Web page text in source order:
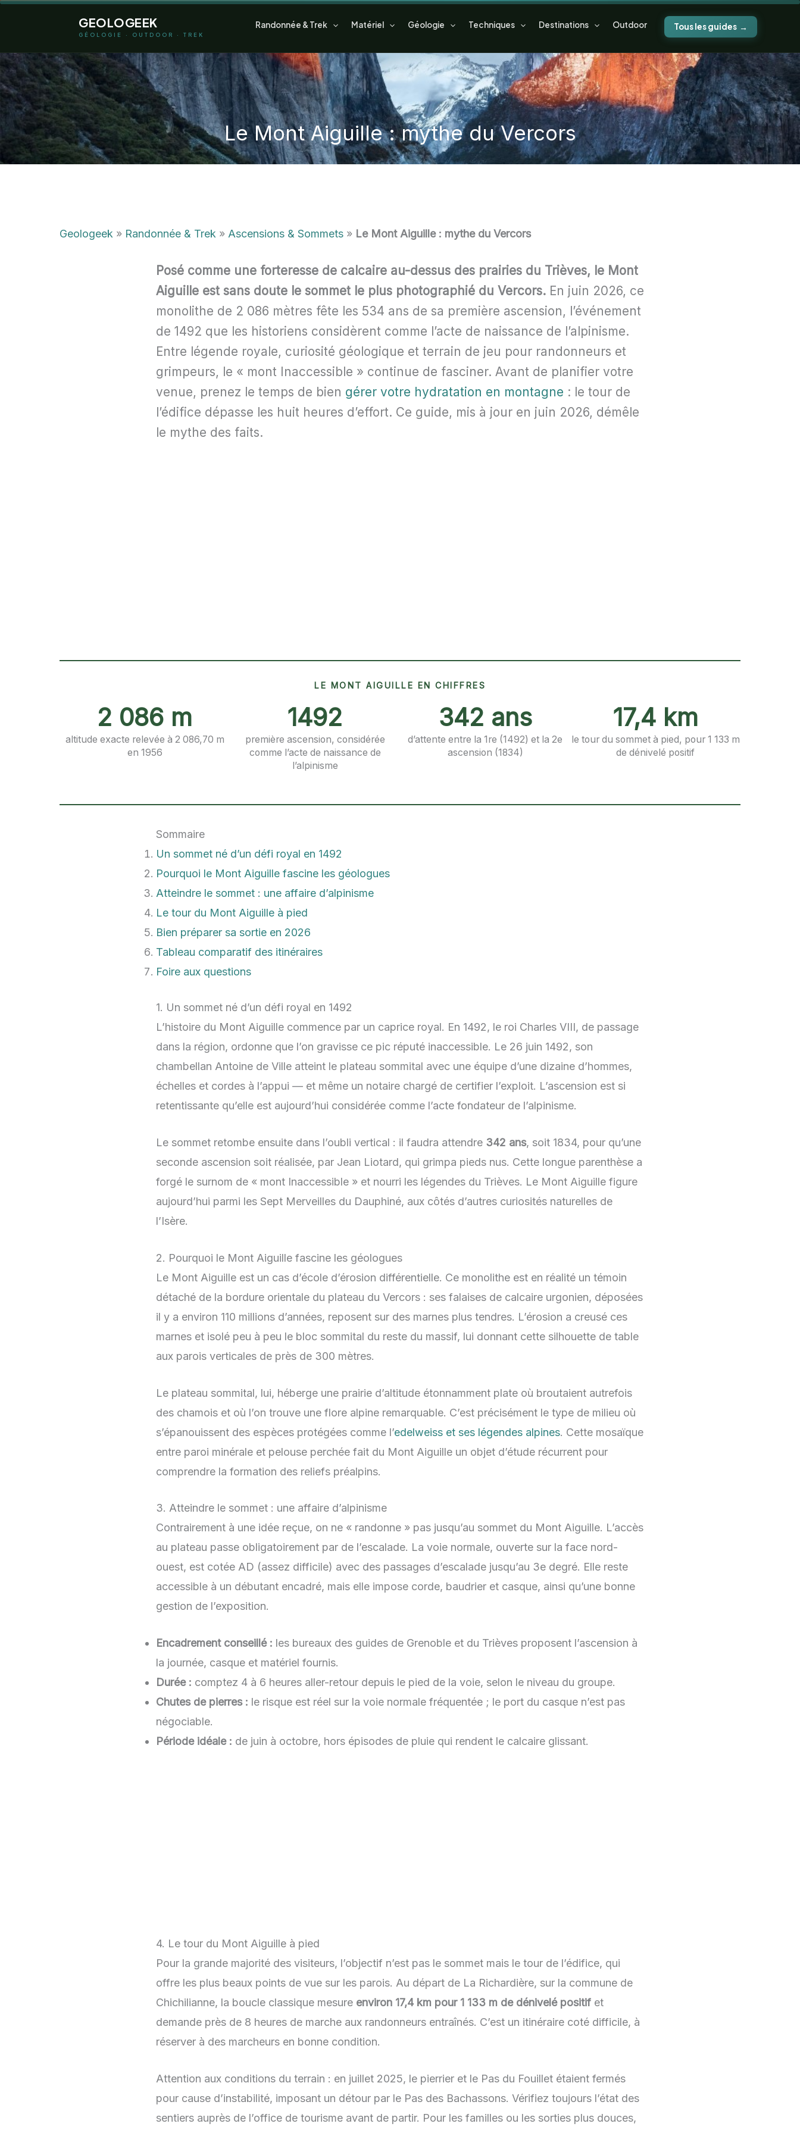
GEOLOGEEK
GÉOLOGIE · OUTDOOR · TREK
Randonnée & Trek Matériel Géologie Techniques Destinations Outdoor Tous les guides
Le Mont Aiguille : mythe du Vercors
Geologeek » Randonnée & Trek » Ascensions & Sommets » Le Mont Aiguille : mythe du Vercors
Posé comme une forteresse de calcaire au-dessus des prairies du Trièves, le Mont
Aiguille est sans doute le sommet le plus photographié du Vercors. En juin 2026, ce
monolithe de 2 086 mètres fête les 534 ans de sa première ascension, l’événement
de 1492 que les historiens considèrent comme l’acte de naissance de l’alpinisme.
Entre légende royale, curiosité géologique et terrain de jeu pour randonneurs et
grimpeurs, le « mont Inaccessible » continue de fasciner. Avant de planifier votre
venue, prenez le temps de bien gérer votre hydratation en montagne : le tour de
l’édifice dépasse les huit heures d’effort. Ce guide, mis à jour en juin 2026, démêle
le mythe des faits.
LE MONT AIGUILLE EN CHIFFRES
2 086 m
altitude exacte relevée à 2 086,70 m
en 1956
1492
première ascension, considérée
comme l’acte de naissance de
l’alpinisme
342 ans
d’attente entre la 1re (1492) et la 2e
ascension (1834)
17,4 km
le tour du sommet à pied, pour 1 133 m
de dénivelé positif
Sommaire
Un sommet né d’un défi royal en 1492
Pourquoi le Mont Aiguille fascine les géologues
Atteindre le sommet : une affaire d’alpinisme
Le tour du Mont Aiguille à pied
Bien préparer sa sortie en 2026
Tableau comparatif des itinéraires
Foire aux questions
1. Un sommet né d’un défi royal en 1492
L’histoire du Mont Aiguille commence par un caprice royal. En 1492, le roi Charles VIII, de passage
dans la région, ordonne que l’on gravisse ce pic réputé inaccessible. Le 26 juin 1492, son
chambellan Antoine de Ville atteint le plateau sommital avec une équipe d’une dizaine d’hommes,
échelles et cordes à l’appui — et même un notaire chargé de certifier l’exploit. L’ascension est si
retentissante qu’elle est aujourd’hui considérée comme l’acte fondateur de l’alpinisme.
Le sommet retombe ensuite dans l’oubli vertical : il faudra attendre 342 ans, soit 1834, pour qu’une
seconde ascension soit réalisée, par Jean Liotard, qui grimpa pieds nus. Cette longue parenthèse a
forgé le surnom de « mont Inaccessible » et nourri les légendes du Trièves. Le Mont Aiguille figure
aujourd’hui parmi les Sept Merveilles du Dauphiné, aux côtés d’autres curiosités naturelles de
l’Isère.
2. Pourquoi le Mont Aiguille fascine les géologues
Le Mont Aiguille est un cas d’école d’érosion différentielle. Ce monolithe est en réalité un témoin
détaché de la bordure orientale du plateau du Vercors : ses falaises de calcaire urgonien, déposées
il y a environ 110 millions d’années, reposent sur des marnes plus tendres. L’érosion a creusé ces
marnes et isolé peu à peu le bloc sommital du reste du massif, lui donnant cette silhouette de table
aux parois verticales de près de 300 mètres.
Le plateau sommital, lui, héberge une prairie d’altitude étonnamment plate où broutaient autrefois
des chamois et où l’on trouve une flore alpine remarquable. C’est précisément le type de milieu où
s’épanouissent des espèces protégées comme l’edelweiss et ses légendes alpines. Cette mosaïque
entre paroi minérale et pelouse perchée fait du Mont Aiguille un objet d’étude récurrent pour
comprendre la formation des reliefs préalpins.
3. Atteindre le sommet : une affaire d’alpinisme
Contrairement à une idée reçue, on ne « randonne » pas jusqu’au sommet du Mont Aiguille. L’accès
au plateau passe obligatoirement par de l’escalade. La voie normale, ouverte sur la face nord-
ouest, est cotée AD (assez difficile) avec des passages d’escalade jusqu’au 3e degré. Elle reste
accessible à un débutant encadré, mais elle impose corde, baudrier et casque, ainsi qu’une bonne
gestion de l’exposition.
Encadrement conseillé : les bureaux des guides de Grenoble et du Trièves proposent l’ascension à
la journée, casque et matériel fournis.
Durée : comptez 4 à 6 heures aller-retour depuis le pied de la voie, selon le niveau du groupe.
Chutes de pierres : le risque est réel sur la voie normale fréquentée ; le port du casque n’est pas
négociable.
Période idéale : de juin à octobre, hors épisodes de pluie qui rendent le calcaire glissant.
4. Le tour du Mont Aiguille à pied
Pour la grande majorité des visiteurs, l’objectif n’est pas le sommet mais le tour de l’édifice, qui
offre les plus beaux points de vue sur les parois. Au départ de La Richardière, sur la commune de
Chichilianne, la boucle classique mesure environ 17,4 km pour 1 133 m de dénivelé positif et
demande près de 8 heures de marche aux randonneurs entraînés. C’est un itinéraire coté difficile, à
réserver à des marcheurs en bonne condition.
Attention aux conditions du terrain : en juillet 2025, le pierrier et le Pas du Fouillet étaient fermés
pour cause d’instabilité, imposant un détour par le Pas des Bachassons. Vérifiez toujours l’état des
sentiers auprès de l’office de tourisme avant de partir. Pour les familles ou les sorties plus douces,